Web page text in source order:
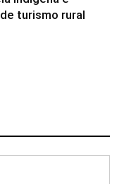
turismo rural